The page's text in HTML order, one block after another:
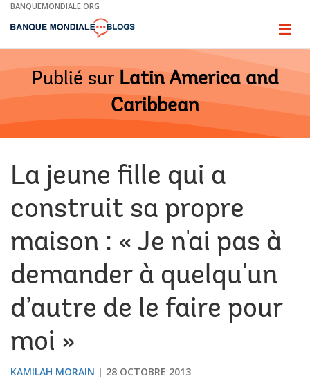
Skip
Main
BANQUEMONDIALE.ORG
Page
Publié sur Latin America and
Caribbean
La jeune fille qui a
construit sa propre
maison : « Je n'ai pas à
demander à quelqu'un
d’autre de le faire pour
moi »
KAMILAH MORAIN 28 OCTOBRE 2013